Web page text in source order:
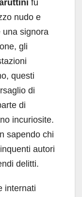
fu
nudo e
una signora
gli
questi
di
di
incuriosite.
sapendo chi
autori
delitti.
internati